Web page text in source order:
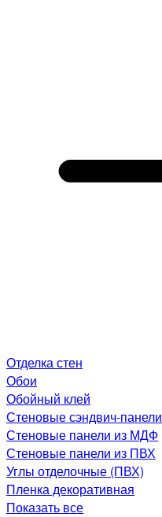
Отделка стен
Обои
Обойный клей
Стеновые сэндвич-панели
Стеновые панели из МДФ
Стеновые панели из ПВХ
Углы отделочные (ПВХ)
Пленка декоративная
Показать все